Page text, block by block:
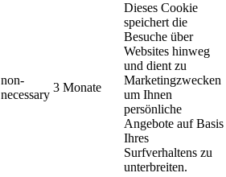
non-
necessary
3 Monate
Dieses Cookie
speichert die
Besuche über
Websites hinweg
und dient zu
Marketingzwecken
um Ihnen
persönliche
Angebote auf Basis
Ihres
Surfverhaltens zu
unterbreiten.